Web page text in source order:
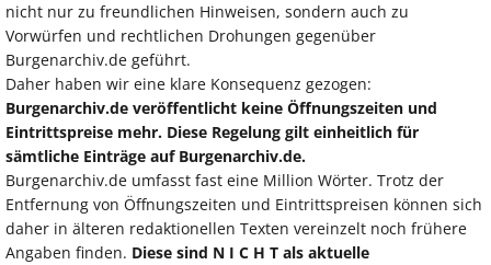
nicht nur zu freundlichen Hinweisen, sondern auch zu
Vorwürfen und rechtlichen Drohungen gegenüber
Burgenarchiv.de geführt.
Daher haben wir eine klare Konsequenz gezogen:
Burgenarchiv.de veröffentlicht keine Öffnungszeiten und
Eintrittspreise mehr. Diese Regelung gilt einheitlich für
sämtliche Einträge auf Burgenarchiv.de.
Burgenarchiv.de umfasst fast eine Million Wörter. Trotz der
Entfernung von Öffnungszeiten und Eintrittspreisen können sich
daher in älteren redaktionellen Texten vereinzelt noch frühere
Angaben finden. Diese sind N I C H T als aktuelle